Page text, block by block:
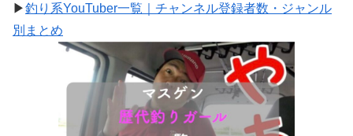
▶釣り系YouTuber一覧｜チャンネル登録者数・ジャンル
別まとめ